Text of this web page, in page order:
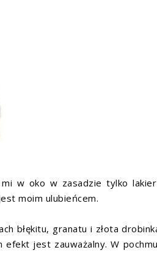
mi w oko w zasadzie tylko
moim ulubieńcem.
błękitu, granatu i złota
efekt jest zauważalny. W